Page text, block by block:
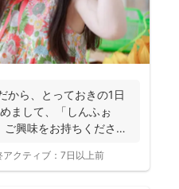
ら、とっておきの1日
して、「しんふぉ
興味をお持ちくださ
アクティブ： 7日以上前